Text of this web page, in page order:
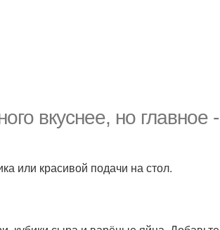
вкуснее, но главное -
или красивой подачи на стол.